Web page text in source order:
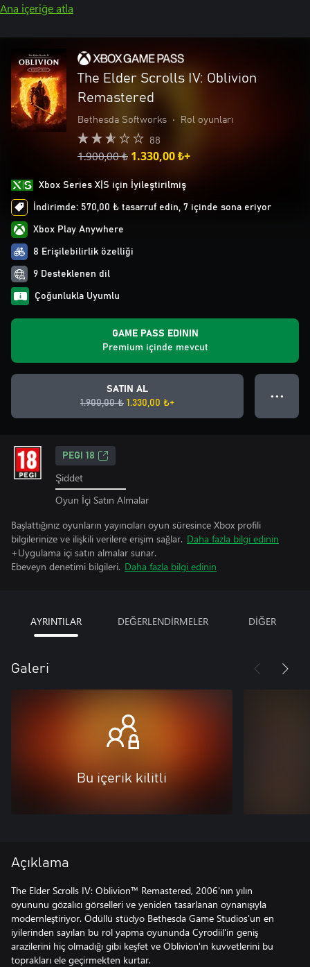
Ana içeriğe atla
The Elder Scrolls IV: Oblivion
Remastered
Bethesda Softworks • Rol oyunları
88
1.900,00 ₺ 1.330,00 ₺+
Xbox Series X|S için İyileştirilmiş
İndirimde: 570,00 ₺ tasarruf edin, 7 içinde sona eriyor
Xbox Play Anywhere
8 Erişilebilirlik özelliği
9 Desteklenen dil
Çoğunlukla Uyumlu
GAME PASS EDININ
Premium içinde mevcut
SATIN AL
1.900,00 ₺ 1.330,00 ₺+
● ● ●
PEGI 18
Şiddet
Oyun İçi Satın Almalar
Başlattığınız oyunların yayıncıları oyun süresince Xbox profili
bilgilerinize ve ilişkili verilere erişim sağlar. Daha fazla bilgi edinin
+Uygulama içi satın almalar sunar.
Ebeveyn denetimi bilgileri. Daha fazla bilgi edinin
AYRINTILAR DEĞERLENDİRMELER DİĞER
Galeri
Bu içerik kilitli
Açıklama
The Elder Scrolls IV: Oblivion™ Remastered, 2006'nın yılın
oyununu gözalıcı görselleri ve yeniden tasarlanan oynanışıyla
modernleştiriyor. Ödüllü stüdyo Bethesda Game Studios'un en
iyilerinden sayılan bu rol yapma oyununda Cyrodiil'in geniş
arazilerini hiç olmadığı gibi keşfet ve Oblivion'ın kuvvetlerini bu
toprakları ele geçirmekten kurtar.